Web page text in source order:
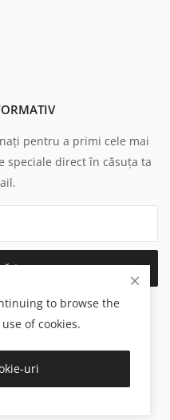
pentru a primi cele mai
speciale direct în căsuța ta
te
Rights Reserved
to browse the
of cookies.
uri